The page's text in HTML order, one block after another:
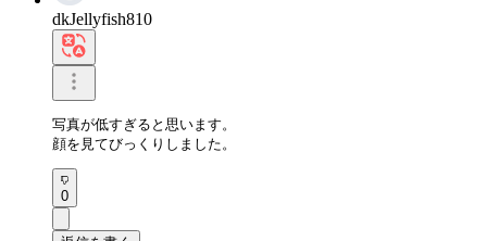
dkJellyfish810
写真が低すぎると思います。
顔を見てびっくりしました。
0